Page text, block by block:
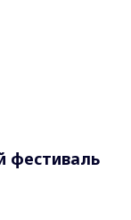
фестиваль